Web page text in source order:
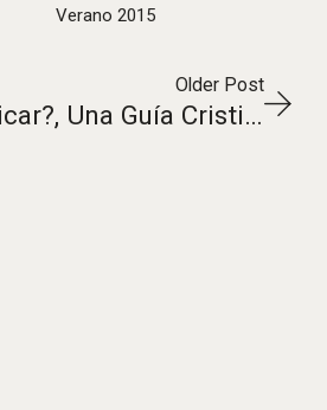
Verano 2015
Guía de Medios: 4. ¿Por qué auto publicar?, Una Guía Cristiana a la Espiritualidad
Older Post